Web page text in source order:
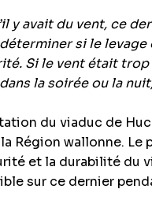
y avait du vent, ce
si le
Si le vent était
la soirée ou la
du viaduc de
Région wallonne. Le
et la durabilité du
sur ce dernier